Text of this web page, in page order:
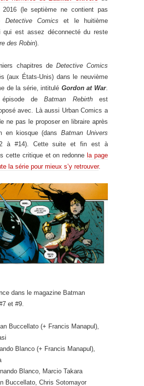
(le septième ne contient pas
Detective Comics et le huitième
qui est assez déconnecté du reste
des Robin).
chapitres de Detective Comics
(aux États-Unis) dans le neuvième
de la série, intitulé Gordon at War.
épisode deBatman Rebirthest
avec. Là aussi Urban Comics a
ne pas le proposer en libraire après
en kiosque (dans Batman Univers
à #14). Cette suite et fin est à
cette critique et on redonne la page
la série pour mieux s’y retrouver.
dans le magazine Batman
et #9.
Buccellato (+ Francis Manapul),
Blanco (+ Francis Manapul),
Blanco, Marcio Takara
Buccellato, Chris Sotomayor